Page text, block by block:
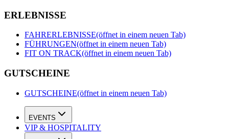
ERLEBNISSE
FAHRERLEBNISSE(öffnet in einem neuen Tab)
FÜHRUNGEN(öffnet in einem neuen Tab)
FIT ON TRACK(öffnet in einem neuen Tab)
GUTSCHEINE
GUTSCHEINE(öffnet in einem neuen Tab)
EVENTS
VIP & HOSPITALITY